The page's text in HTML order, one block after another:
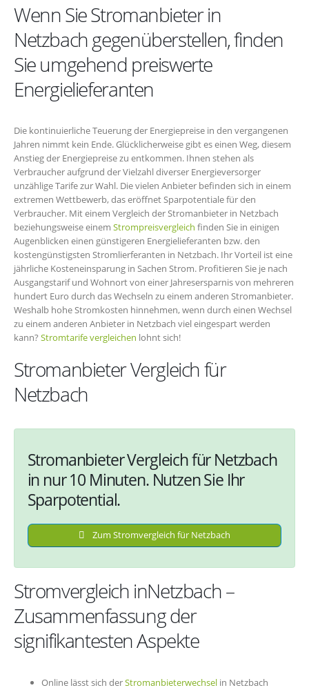
Wenn Sie Stromanbieter in
Netzbach gegenüberstellen, finden
Sie umgehend preiswerte
Energielieferanten
Die kontinuierliche Teuerung der Energiepreise in den vergangenen
Jahren nimmt kein Ende. Glücklicherweise gibt es einen Weg, diesem
Anstieg der Energiepreise zu entkommen. Ihnen stehen als
Verbraucher aufgrund der Vielzahl diverser Energieversorger
unzählige Tarife zur Wahl. Die vielen Anbieter befinden sich in einem
extremen Wettbewerb, das eröffnet Sparpotentiale für den
Verbraucher. Mit einem Vergleich der Stromanbieter in Netzbach
beziehungsweise einem Strompreisvergleich finden Sie in einigen
Augenblicken einen günstigeren Energielieferanten bzw. den
kostengünstigsten Stromlierferanten in Netzbach. Ihr Vorteil ist eine
jährliche Kosteneinsparung in Sachen Strom. Profitieren Sie je nach
Ausgangstarif und Wohnort von einer Jahresersparnis von mehreren
hundert Euro durch das Wechseln zu einem anderen Stromanbieter.
Weshalb hohe Stromkosten hinnehmen, wenn durch einen Wechsel
zu einem anderen Anbieter in Netzbach viel eingespart werden
kann? Stromtarife vergleichen lohnt sich!
Stromanbieter Vergleich für
Netzbach
Stromanbieter Vergleich für Netzbach
in nur 10 Minuten. Nutzen Sie Ihr
Sparpotential.
Zum Stromvergleich für Netzbach
Stromvergleich inNetzbach –
Zusammenfassung der
signifikantesten Aspekte
Online lässt sich derStromanbieterwechsel in Netzbach